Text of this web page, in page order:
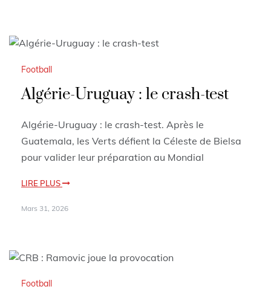
Football
Algérie-Uruguay : le crash-test
Algérie-Uruguay : le crash-test. Après le
Guatemala, les Verts défient la Céleste de Bielsa
pour valider leur préparation au Mondial
LIRE PLUS
Mars 31, 2026
Football